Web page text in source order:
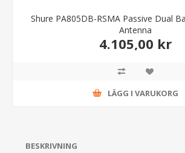
Shure PA805DB-RSMA Passive Dual
Antenna
4.105,00 kr
LÄGG I VARUKORG
BESKRIVNING